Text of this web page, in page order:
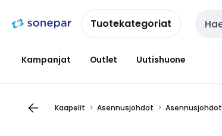
navigointiinsisältöönTuotekategoriat Haku
Kampanjat Outlet Uutishuone
Kaapelit Asennusjohdot Asennusjohdot